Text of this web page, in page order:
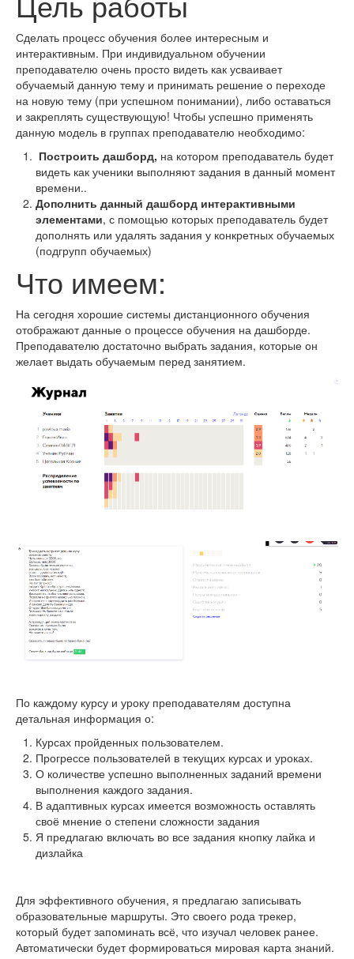
Сделать процесс обучения более интересным и
интерактивным. При индивидуальном обучении
преподавателю очень просто видеть как усваивает
обучаемый данную тему и принимать решение о переходе
на новую тему (при успешном понимании), либо оставаться
и закреплять существующую! Чтобы успешно применять
данную модель в группах преподавателю необходимо:
Построить дашборд, на котором преподаватель будет
видеть как ученики выполняют задания в данный момент
времени..
Дополнить данный дашборд интерактивными
элементами, с помощью которых преподаватель будет
дополнять или удалять задания у конкретных обучаемых
(подгрупп обучаемых)
Что имеем:
На сегодня хорошие системы дистанционного обучения
отображают данные о процессе обучения на дашборде.
Преподавателю достаточно выбрать задания, которые он
желает выдать обучаемым перед занятием.
По каждому курсу и уроку преподавателям доступна
детальная информация о:
Курсах пройденных пользователем.
Прогрессе пользователей в текущих курсах и уроках.
О количестве успешно выполненных заданий времени
выполнения каждого задания.
В адаптивных курсах имеется возможность оставлять
своё мнение о степени сложности задания
Я предлагаю включать во все задания кнопку лайка и
дизлайка
Для эффективного обучения, я предлагаю записывать
образовательные маршруты. Это своего рода трекер,
который будет запоминать всё, что изучал человек ранее.
Автоматически будет формироваться мировая карта знаний.